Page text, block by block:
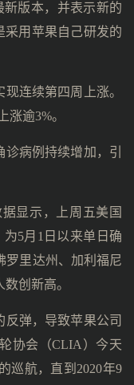
版本，并表示新的
采用苹果自己研发的
连续第四周上涨。
逾3%。
病例持续增加，引
显示，上周五美国
5月1日以来单日确
罗里达州、加利福尼
创新高。
弹，导致苹果公司
协会（CLIA）今天
巡航，直到2020年9